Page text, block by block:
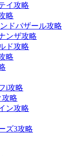
イ攻略
略
ドバザール攻略
ンザ攻略
ド攻略
略
i攻略
攻略
ン攻略
ズ3攻略